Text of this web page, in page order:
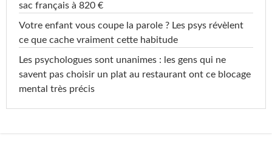
sac français à 820 €
Votre enfant vous coupe la parole ? Les psys révèlent
ce que cache vraiment cette habitude
Les psychologues sont unanimes : les gens qui ne
savent pas choisir un plat au restaurant ont ce blocage
mental très précis